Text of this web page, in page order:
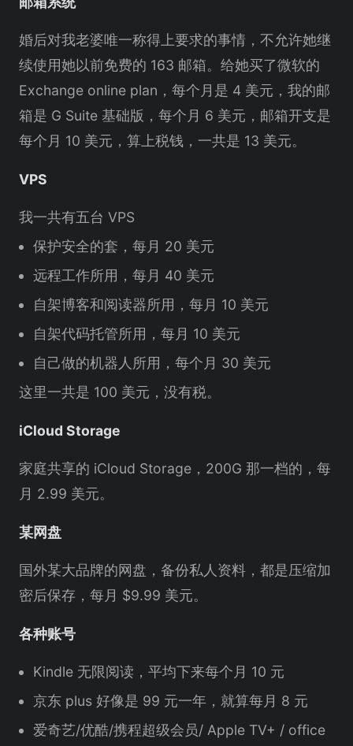
婚后对我老婆唯一称得上要求的事情，不允许她继
续使用她以前免费的 163 邮箱。给她买了微软的
Exchange online plan，每个月是 4 美元，我的邮
箱是 G Suite 基础版，每个月 6 美元，邮箱开支是
每个月 10 美元，算上税钱，一共是 13 美元。
VPS
我一共有五台 VPS
保护安全的套，每月 20 美元
远程工作所用，每月 40 美元
自架博客和阅读器所用，每月 10 美元
自架代码托管所用，每月 10 美元
自己做的机器人所用，每个月 30 美元
这里一共是 100 美元，没有税。
iCloud Storage
家庭共享的 iCloud Storage，200G 那一档的，每
月 2.99 美元。
某网盘
国外某大品牌的网盘，备份私人资料，都是压缩加
密后保存，每月 $9.99 美元。
各种账号
Kindle 无限阅读，平均下来每个月 10 元
京东 plus 好像是 99 元一年，就算每月 8 元
爱奇艺/优酷/携程超级会员/ Apple TV+ / office